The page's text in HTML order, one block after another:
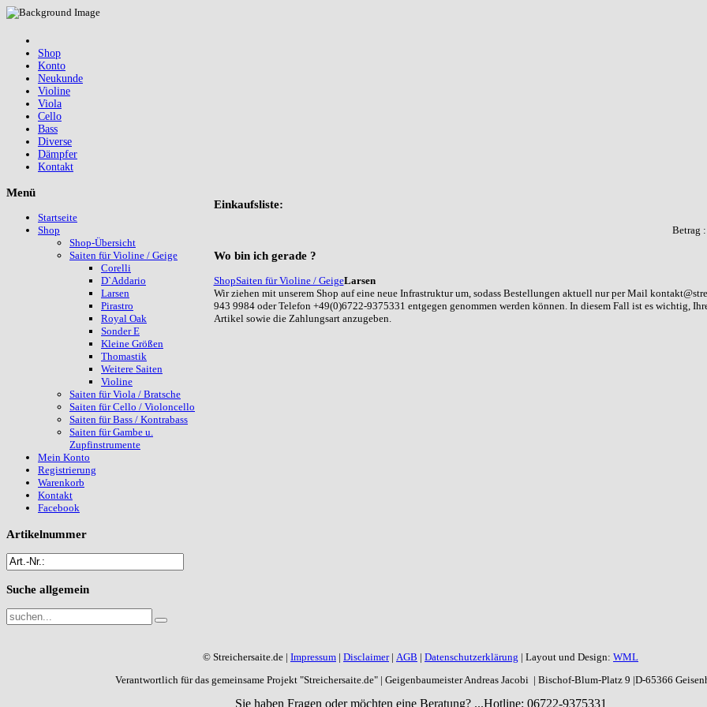
Shop
Konto
Neukunde
Violine
Viola
Cello
Bass
Diverse
Dämpfer
Kontakt
Einkaufsliste:
Betrag :
Wo bin ich gerade ?
ShopSaiten für Violine / GeigeLarsen
Wir ziehen mit unserem Shop auf eine neue Infrastruktur um, sodass Bestellungen aktuell nur per Mail
943 9984 oder Telefon +49(0)6722-9375331 entgegen genommen werden können. In diesem Fall ist es wichtig,
Artikel sowie die Zahlungsart anzugeben.
Menü
Startseite
Shop
Shop-Übersicht
Saiten für Violine / Geige
Corelli
D`Addario
Larsen
Pirastro
Royal Oak
Sonder E
Kleine Größen
Thomastik
Weitere Saiten
Violine
Saiten für Viola / Bratsche
Saiten für Cello / Violoncello
Saiten für Bass / Kontrabass
Saiten für Gambe u.
Zupfinstrumente
Mein Konto
Registrierung
Warenkorb
Kontakt
Facebook
Artikelnummer
Suche allgemein
© Streichersaite.de | Impressum | Disclaimer| AGB | Datenschutzerklärung | Layout und Design: WML
Verantwortlich für das gemeinsame Projekt "Streichersaite.de" | Geigenbaumeister Andreas Jacobi | Bischof-Blum-Platz 9 |D-65366
Sie haben Fragen oder möchten eine Beratung? ...Hotline: 06722-9375331